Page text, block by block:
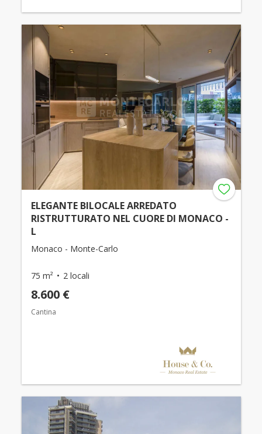
ELEGANTE BILOCALE ARREDATO
RISTRUTTURATO NEL CUORE DI MONACO -
L
Monaco - Monte-Carlo
75 m² 2 locali
8.600 €
Cantina